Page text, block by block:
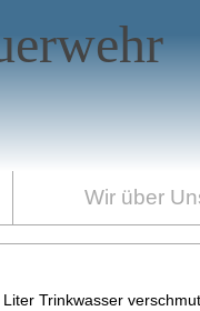
Wir über
Trinkwasser